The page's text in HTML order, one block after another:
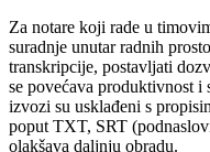
Za notare koji rade u
suradnje unutar radnih
transkripcije, postavljati
se povećava produktivnost i
izvozi su usklađeni s
poput TXT, SRT
olakšava daljnju obradu.